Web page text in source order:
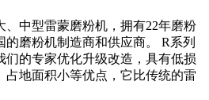
、中型雷蒙磨粉机，拥有22年磨粉
的磨粉机制造商和供应商。 R系列
们的专家优化升级改造，具有低损
占地面积小等优点，它比传统的雷